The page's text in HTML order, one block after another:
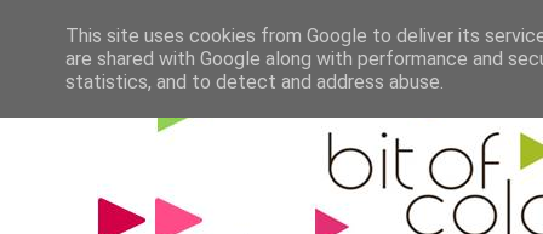
This site uses cookies from Google to deliver its
are shared with Google along with performance and
statistics, and to detect and address abuse.